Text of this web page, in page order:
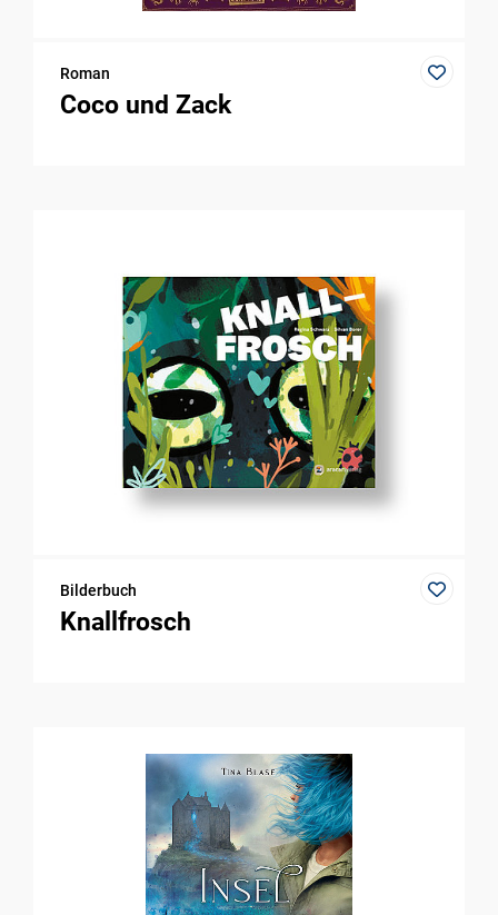
Roman
Coco und Zack
Bilderbuch
Knallfrosch